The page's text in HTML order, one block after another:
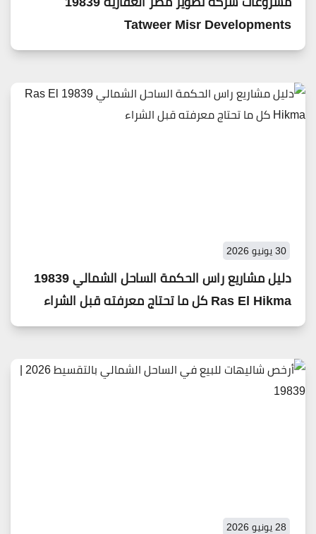
Tatweer Misr Developments
30 يونيو 2026
دليل مشاريع راس الحكمة الساحل الشمالي 19839
Ras El Hikma كل ما تحتاج معرفته قبل الشراء
28 يونيو 2026